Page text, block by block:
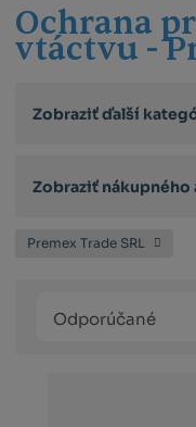
Ochrana
vtáctvu -
Zobraziť ďalší
Zobraziť nákupného
Premex Trade SRL
produktů